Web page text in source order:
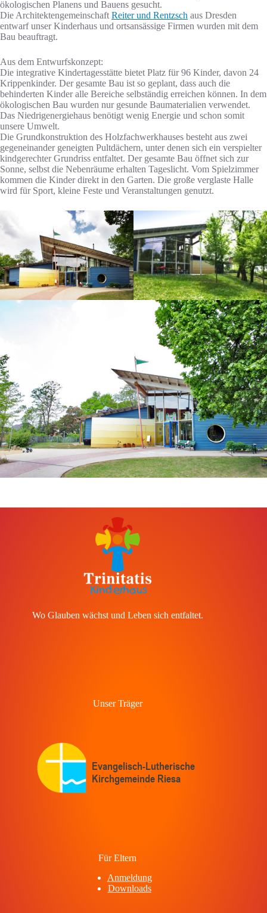
ökologischen Planens und Bauens gesucht.
Die Architektengemeinschaft Reiter und Rentzsch aus Dresden
entwarf unser Kinderhaus und ortsansässige Firmen wurden mit dem
Bau beauftragt.
Aus dem Entwurfskonzept:
Die integrative Kindertagesstätte bietet Platz für 96 Kinder, davon 24
Krippenkinder. Der gesamte Bau ist so geplant, dass auch die
behinderten Kinder alle Bereiche selbständig erreichen können. In dem
ökologischen Bau wurden nur gesunde Baumaterialien verwendet.
Das Niedrigenergiehaus benötigt wenig Energie und schon somit
unsere Umwelt.
Die Grundkonstruktion des Holzfachwerkhauses besteht aus zwei
gegeneinander geneigten Pultdächern, unter denen sich ein verspielter
kindgerechter Grundriss entfaltet. Der gesamte Bau öffnet sich zur
Sonne, selbst die Nebenräume erhalten Tageslicht. Vom Spielzimmer
kommen die Kinder direkt in den Garten. Die große verglaste Halle
wird für Sport, kleine Feste und Veranstaltungen genutzt.
Wo Glauben wächst und Leben sich entfaltet.
Unser Träger
Für Eltern
Anmeldung
Downloads